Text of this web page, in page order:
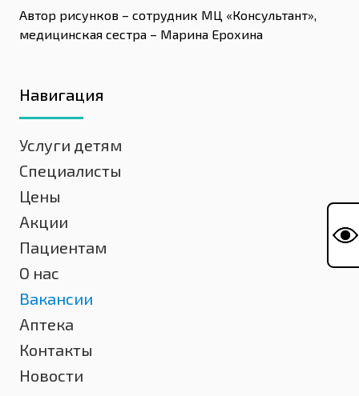
Автор рисунков – сотрудник МЦ «Консультант»,
медицинская сестра – Марина Ерохина
Навигация
Услуги детям
Специалисты
Цены
Акции
Пациентам
О нас
Вакансии
Аптека
Контакты
Новости